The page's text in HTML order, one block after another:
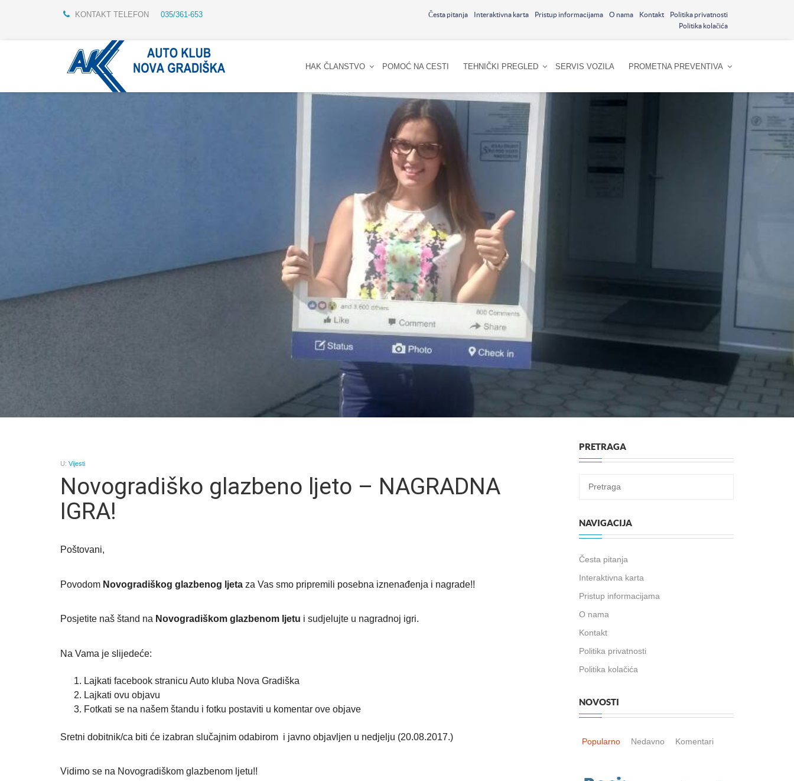
KONTAKT TELEFON 035/361-653 Česta pitanja Interaktivna karta Pristup informacijama O nama Kontakt
Politika privatnosti
Politika kolačića
HAK ČLANSTVO POMOĆ NA CESTI TEHNIČKI PREGLED SERVIS VOZILA PROMETNA PREVENTIVA
U: Vijesti
Novogradiško glazbeno ljeto – NAGRADNA
IGRA!
Poštovani,
Povodom Novogradiškog glazbenog ljeta za Vas smo pripremili posebna iznenađenja i nagrade!!
Posjetite naš štand na Novogradiškom glazbenom ljetu i sudjelujte u nagradnoj igri.
Na Vama je slijedeće:
Lajkati facebook stranicu Auto kluba Nova Gradiška
Lajkati ovu objavu
Fotkati se na našem štandu i fotku postaviti u komentar ove objave
Sretni dobitnik/ca biti će izabran slučajnim odabirom i javno objavljen u nedjelju (20.08.2017.)
Vidimo se na Novogradiškom glazbenom ljetu!!
PRETRAGA
NAVIGACIJA
Česta pitanja
Interaktivna karta
Pristup informacijama
O nama
Kontakt
Politika privatnosti
Politika kolačića
NOVOSTI
Popularno Nedavno Komentari